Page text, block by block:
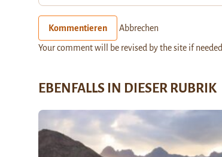
Kommentieren Abbrechen
Your comment will be revised by the site if needed.
EBENFALLS IN DIESER RUBRIK